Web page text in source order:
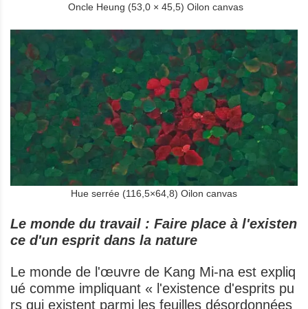
Oncle Heung (53,0 × 45,5) Oilon canvas
Hue serrée (116,5×64,8) Oilon canvas
Le monde du travail : Faire place à l'existen
ce d'un esprit dans la nature
Le monde de l'œuvre de Kang Mi-na est expliq
ué comme impliquant « l'existence d'esprits pu
rs qui existent parmi les feuilles désordonnées